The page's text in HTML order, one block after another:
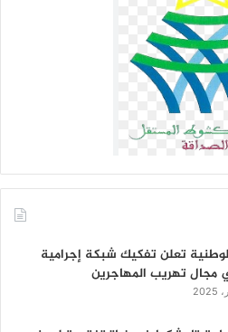
تعلن تفكيك شبكة إجرامية
تهريب المهاجرين